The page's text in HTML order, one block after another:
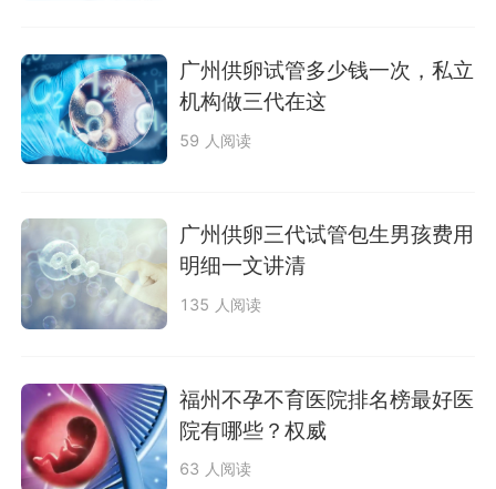
广州供卵试管多少钱一次，私立
机构做三代在这
59 人阅读
广州供卵三代试管包生男孩费用
明细一文讲清
135 人阅读
福州不孕不育医院排名榜最好医
院有哪些？权威
63 人阅读